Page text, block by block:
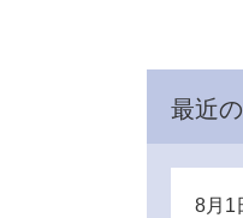
最近
8月1